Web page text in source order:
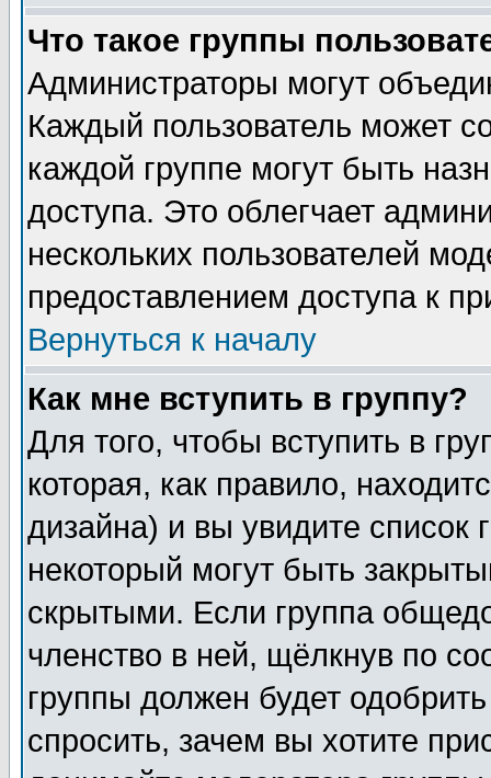
Что такое группы
Администраторы могут
Каждый пользователь может
каждой группе могут быть
доступа. Это облегчает
нескольких пользователей
предоставлением доступа к
Вернуться к началу
Как мне вступить в группу?
Для того, чтобы вступить в
которая, как правило,
дизайна) и вы увидите список
некоторый могут быть
скрытыми. Если группа
членство в ней, щёлкнув по
группы должен будет
спросить, зачем вы хотите